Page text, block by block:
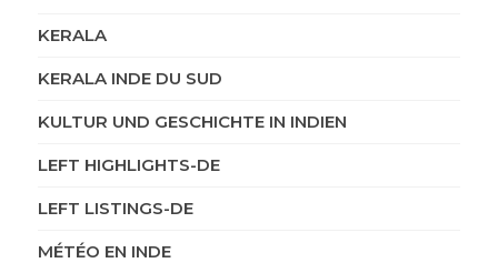
KERALA
KERALA INDE DU SUD
KULTUR UND GESCHICHTE IN INDIEN
LEFT HIGHLIGHTS-DE
LEFT LISTINGS-DE
MÉTÉO EN INDE